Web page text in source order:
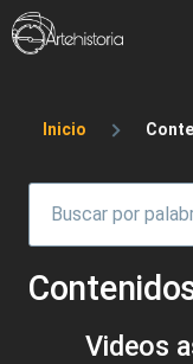
Pasar al contenido
Inicio
Videos